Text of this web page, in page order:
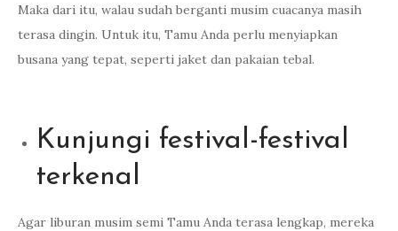
Maka dari itu, walau sudah berganti musim cuacanya masih
terasa dingin. Untuk itu, Tamu Anda perlu menyiapkan
busana yang tepat, seperti jaket dan pakaian tebal.
Kunjungi festival-festival
terkenal
Agar liburan musim semi Tamu Anda terasa lengkap, mereka